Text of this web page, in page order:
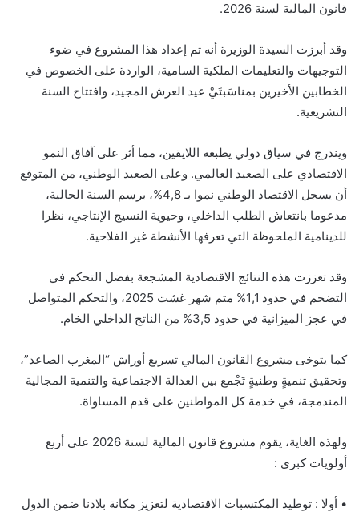
قانون المالية لسنة 2026.
وقد أبرزت السيدة الوزيرة أنه تم إعداد هذا المشروع في ضوء
التوجيهات والتعليمات الملكية السامية، الواردة على الخصوص في
الخطابين الأخيرين بمناسَبتَيْ عيد العرش المجيد، وافتتاح السنة
التشريعية.
ويندرج في سياق دولي يطبعه اللايقين، مما أثر على آفاق النمو
الاقتصادي على الصعيد العالمي. وعلى الصعيد الوطني، من المتوقع
أن يسجل الاقتصاد الوطني نموا بـ 4,8%، برسم السنة الحالية،
مدعوما بانتعاش الطلب الداخلي، وحيوية النسيج الإنتاجي، نظرا
للدينامية الملحوظة التي تعرفها الأنشطة غير الفلاحية.
وقد تعززت هذه النتائج الاقتصادية المشجعة بفضل التحكم في
التضخم في حدود 1,1% متم شهر غشت 2025، والتحكم المتواصل
في عجز الميزانية في حدود 3,5% من الناتج الداخلي الخام.
كما يتوخى مشروع القانون المالي تسريع أوراش “المغرب الصاعد”،
وتحقيق تنميةٍ وطنيةٍ تَجْمع بين العدالة الاجتماعية والتنمية المجالية
المندمجة، في خدمة كل المواطنين على قدم المساواة.
ولهذه الغاية، يقوم مشروع قانون المالية لسنة 2026 على أربع
أولويات كبرى :
• أولا : توطيد المكتسبات الاقتصادية لتعزيز مكانة بلادنا ضمن الدول